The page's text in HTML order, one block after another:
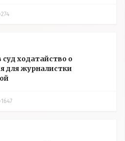
274
ходатайство о
для журналистки
1647